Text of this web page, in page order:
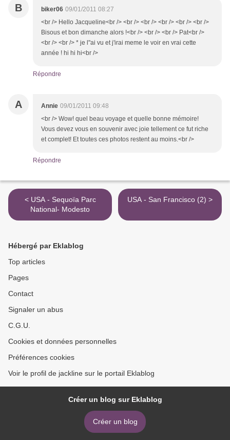
B biker06 09/01/2011 08:27
<br /> Hello Jacqueline<br /> <br /> <br /> <br /> <br /> <br />
Bisous et bon dimanche alors !<br /> <br /> <br /> Pat<br />
<br /> <br /> * je l"ai vu et j'irai meme le voir en vrai cette
année ! hi hi hi<br />
Répondre
A Annie 09/01/2011 09:48
<br /> Wow! quel beau voyage et quelle bonne mémoire!
Vous devez vous en souvenir avec joie tellement ce fut riche
et complet! Et toutes ces photos restent au moins.<br />
Répondre
< USA - Sequoïa Parc
National- Modesto
USA - San Francisco (2) >
Hébergé par Eklablog
Top articles
Pages
Contact
Signaler un abus
C.G.U.
Cookies et données personnelles
Préférences cookies
Voir le profil de jackline sur le portail Eklablog
Créer un blog sur Eklablog
Créer un blog